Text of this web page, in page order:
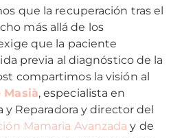
que la recuperación tras el
más allá de los
que la paciente
previa al diagnóstico de la
compartimos la visión al
Masià, especialista en
y Reparadora y director del
Mamaria Avanzada y de